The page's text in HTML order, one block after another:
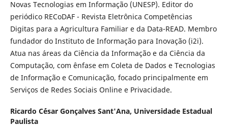
Novas Tecnologias em Informação (UNESP). Editor do
periódico RECoDAF - Revista Eletrônica Competências
Digitas para a Agricultura Familiar e da Data-READ. Membro
fundador do Instituto de Informação para Inovação (i2i).
Atua nas áreas da Ciência da Informação e da Ciência da
Computação, com ênfase em Coleta de Dados e Tecnologias
de Informação e Comunicação, focado principalmente em
Serviços de Redes Sociais Online e Privacidade.
Ricardo C´ésar Gonçalves Sant'Ana, Universidade Estadual
Paulista